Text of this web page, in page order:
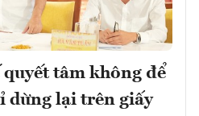
tâm không để
dừng lại trên giấy